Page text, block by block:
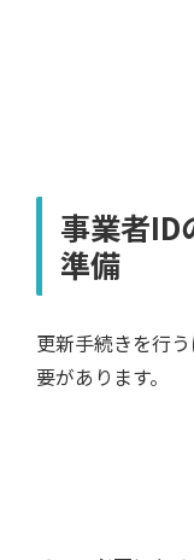
事業者ID
準備
更新手続きを行
要があります。